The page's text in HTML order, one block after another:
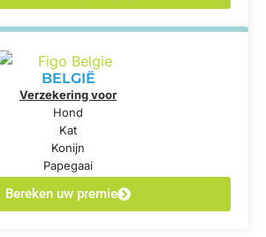
BELGIË
Verzekering voor
Hond
Kat
Konijn
Papegaai
Bereken uw premie